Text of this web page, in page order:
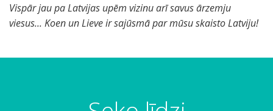
Vispār jau pa Latvijas upēm vizinu arī savus ārzemju
viesus... Koen un Lieve ir sajūsmā par mūsu skaisto Latviju!